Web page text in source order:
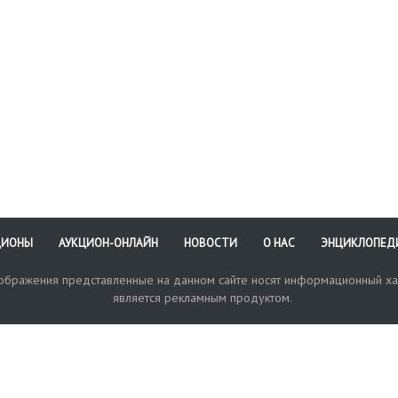
АУКЦИОН-ОНЛАЙН НОВОСТИ О НАС
представленные на данном сайте носят информационный
является рекламным продуктом.